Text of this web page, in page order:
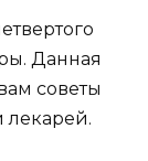
Данная
советы
лекарей.